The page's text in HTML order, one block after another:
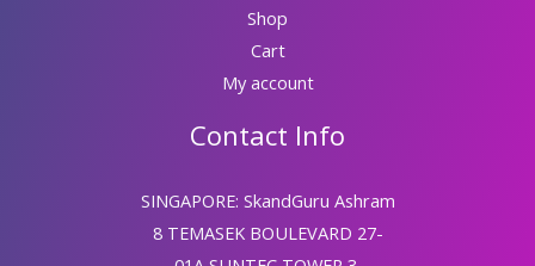
Shop
Cart
My account
Contact Info
SINGAPORE: SkandGuru Ashram
8 TEMASEK BOULEVARD 27-